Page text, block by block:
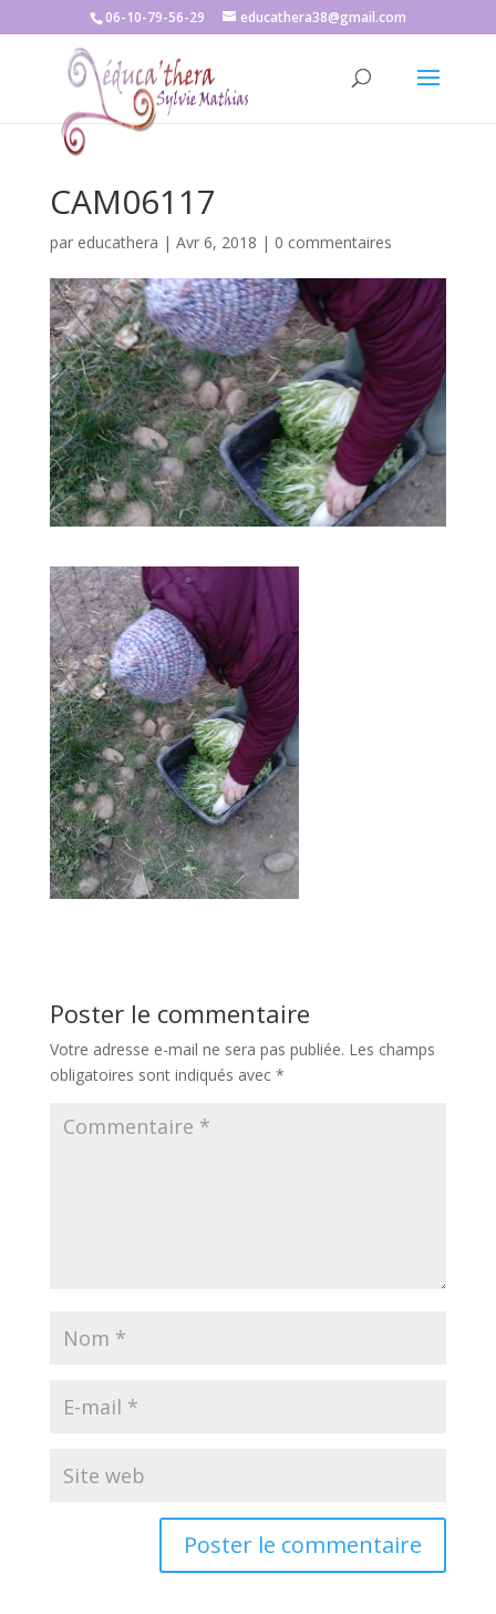
06-10-79-56-29 educathera38@gmail.com
CAM06117
par educathera | Avr 6, 2018 | 0 commentaires
Poster le commentaire
Votre adresse e-mail ne sera pas publiée. Les champs
obligatoires sont indiqués avec *